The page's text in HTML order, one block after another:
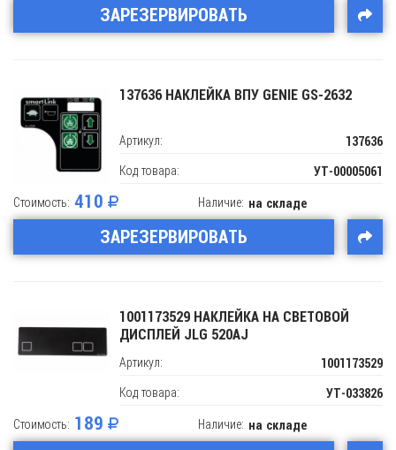
ЗАРЕЗЕРВИРОВАТЬ
137636 НАКЛЕЙКА ВПУ GENIE GS-2632
Артикул: 137636
Код товара: УТ-00005061
Стоимость: 410
ЗАРЕЗЕРВИРОВАТЬ
Наличие: на складе
1001173529 НАКЛЕЙКА НА СВЕТОВОЙ
ДИСПЛЕЙ JLG 520AJ
Артикул:
1001173529
Код товара: УТ-033826
Стоимость: 189
Наличие: на складе